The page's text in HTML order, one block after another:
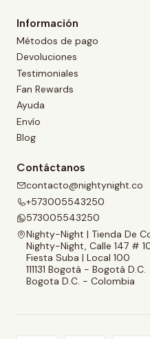
Información
Métodos de pago
Devoluciones
Testimoniales
Fan Rewards
Ayuda
Envío
Blog
Contáctanos
contacto@nightynight.co
+573005543250
573005543250
Nighty-Night | Tienda De
Nighty-Night, Calle 147 #
Fiesta Suba | Local 100
111131 Bogotá - Bogotá D.C.
Bogota D.C. - Colombia